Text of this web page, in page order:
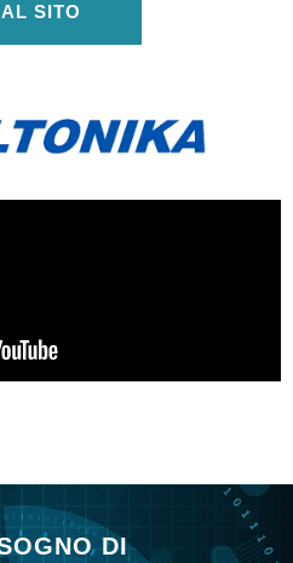
SITO
DI